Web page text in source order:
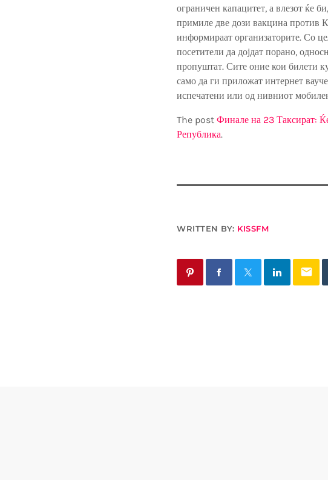
ограничен капацитет, а влезот ќе
примиле две дози вакцина против
информираат организаторите. Со
посетители да дојдат порано,
пропуштат. Сите оние кои билети
само да ги приложат интернет
испечатени или од нивниот
The post Финале на 23 Таксират:
Република.
WRITTEN BY: KISSFM
email